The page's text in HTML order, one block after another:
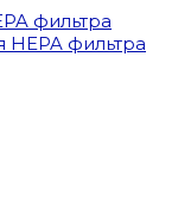
фильтра
фильтра